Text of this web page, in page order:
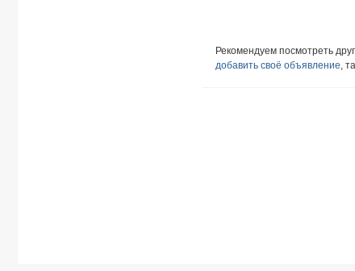
Рекомендуем посмотреть
добавить своё объявление ,